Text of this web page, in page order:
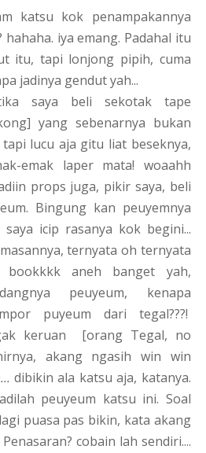
katsu kok penampakannya
hahaha. iya emang. Padahal itu
itu, tapi lonjong pipih, cuma
jadinya gendut yah...
saya beli sekotak tape
yang sebenarnya bukan
lucu aja gitu liat beseknya,
emak laper mata! woaahh
props juga, pikir saya, beli
Bingung kan peuyemnya
icip rasanya kok begini...
ternyata oh ternyata
aneh banget yah,
peuyeum, kenapa
puyeum dari tegal???!
keruan [orang Tegal, no
akang ngasih win win
dibikin ala katsu aja, katanya.
peuyeum katsu ini. Soal
puasa pas bikin, kata akang
cobain lah sendiri....